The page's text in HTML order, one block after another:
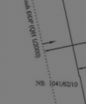
quyết định 33, thì
vào hay bán rađất